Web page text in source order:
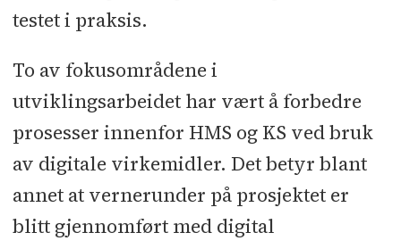
testet i praksis.
To av fokusområdene i
utviklingsarbeidet har vært å forbedre
prosesser innenfor HMS og KS ved bruk
av digitale virkemidler. Det betyr blant
annet at vernerunder på prosjektet er
blitt gjennomført med digital